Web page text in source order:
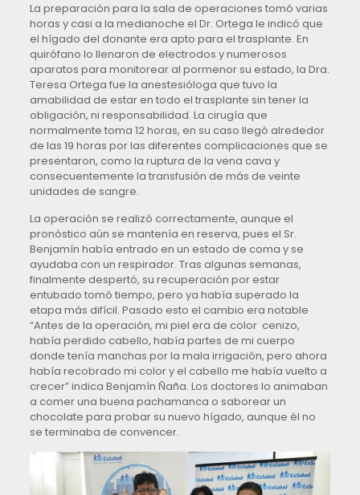
La preparación para la sala de operaciones tomó varias
horas y casi a la medianoche el Dr. Ortega le indicó que
el hígado del donante era apto para el trasplante. En
quirófano lo llenaron de electrodos y numerosos
aparatos para monitorear al pormenor su estado, la Dra.
Teresa Ortega fue la anestesióloga que tuvo la
amabilidad de estar en todo el trasplante sin tener la
obligación, ni responsabilidad. La cirugía que
normalmente toma 12 horas, en su caso llegó alrededor
de las 19 horas por las diferentes complicaciones que se
presentaron, como la ruptura de la vena cava y
consecuentemente la transfusión de más de veinte
unidades de sangre.
La operación se realizó correctamente, aunque el
pronóstico aún se mantenía en reserva, pues el Sr.
Benjamín había entrado en un estado de coma y se
ayudaba con un respirador. Tras algunas semanas,
finalmente despertó, su recuperación por estar
entubado tomó tiempo, pero ya había superado la
etapa más difícil. Pasado esto el cambio era notable
“Antes de la operación, mi piel era de color cenizo,
había perdido cabello, había partes de mi cuerpo
donde tenía manchas por la mala irrigación, pero ahora
había recobrado mi color y el cabello me había vuelto a
crecer” indica Benjamín Ñaña. Los doctores lo animaban
a comer una buena pachamanca o saborear un
chocolate para probar su nuevo hígado, aunque él no
se terminaba de convencer.